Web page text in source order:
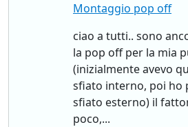
Montaggio pop off
ciao a tutti.. sono
la pop off per la mia
(inizialmente avevo
sfiato interno, poi ho
sfiato esterno) il
poco,...